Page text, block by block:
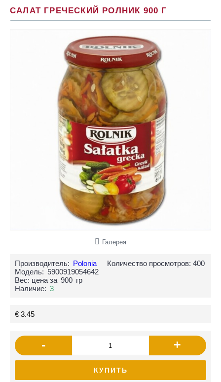
САЛАТ ГРЕЧЕСКИЙ РОЛНИК 900 Г
Галерея
Количество просмотров: 400
Производитель: Polonia
Модель: 5900919054642
Вес: цена за 900 гр
Наличие: 3
€ 3.45
- +
КУПИТЬ